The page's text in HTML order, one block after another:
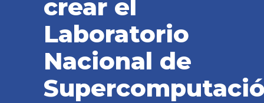
crear el
Laboratorio
Nacional de